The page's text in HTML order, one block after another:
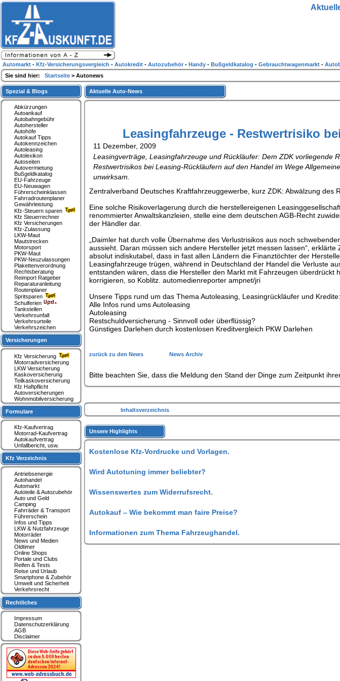
Aktuelle Auto-News
Leasingfahrzeuge - Restwertrisiko
11 Dezember, 2009
Leasingverträge, Leasingfahrzeuge und Rückläufer: Dem ZDK vorliegende
Restwertrisikos bei Leasing-Rückläufern auf den Handel im Wege
unwirksam.
Zentralverband Deutsches Kraftfahrzeuggewerbe, kurz ZDK: Abwälzung des
Eine solche Risikoverlagerung durch die herstellereigenen
renommierter Anwaltskanzleien, stelle eine dem deutschen AGB-Recht
der Händler dar.
„Daimler hat durch volle Übernahme des Verlustrisikos aus noch
aussieht. Daran müssen sich andere Hersteller jetzt messen lassen“,
absolut indiskutabel, dass in fast allen Ländern die Finanztöchter der
Leasingfahrzeuge trügen, während in Deutschland der Handel die Verluste
entstanden wären, dass die Hersteller den Markt mit Fahrzeugen überdrückt
korrigieren, so Koblitz. automedienreporter ampnet/jri
Unsere Tipps rund um das Thema Autoleasing, Leasingrückläufer und Kredite:
Alle Infos rund ums Autoleasing
Autoleasing
Restschuldversicherung - Sinnvoll oder überflüssig?
Günstiges Darlehen durch kostenlosen Kreditvergleich PKW Darlehen
zurück zu den News News Archiv
Bitte beachten Sie, dass die Meldung den Stand der Dinge zum Zeitpunkt
Inhaltsverzeichnis
Unsere Highlights
Kostenlose Kfz-Vordrucke und Vorlagen.
Wird Autotuning immer beliebter?
Wissenswertes zum Widerrufsrecht.
Autokauf – Wie bekommt man faire Preise?
Informationen zum Thema Fahrzeughandel.
Spezial & Blogs
Abkürzungen
Autoankauf
Autobahngebühr
Autohersteller
Autohöfe
Autokauf Tipps
Autokennzeichen
Autoleasing
Autolexikon
Autoseiten
Autovermietung
Bußgeldkatalog
EU-Fahrzeuge
EU-Neuwagen
Führerscheinklassen
Fahrradroutenplaner
Gewährleistung
Kfz-Steuern sparen
Kfz Steuerrechner
Kfz Versicherungen
Kfz-Zulassung
LKW-Maut
Mautstrecken
Motorsport
PKW-Maut
PKW-Neuzulassungen
Plakettenverordnung
Rechtsberatung
Reimport Ratgeber
Reparaturanleitung
Routenplaner
Spritsparen
Schulferien
Tankstellen
Verkehrsunfall
Verkehrsurteile
Verkehrszeichen
Versicherungen
Kfz Versicherung
Motorradversicherung
LKW Versicherung
Kaskoversicherung
Teilkaskoversicherung
Kfz Haftpflicht
Autoversicherungen
Wohnmobilversicherung
Formulare
Kfz-Kaufvertrag
Motorrad-Kaufvertrag
Autokaufvertrag
Unfallbericht, usw.
Kfz Verzeichnis
Antriebsenergie
Autohandel
Automarkt
Autoteile & Autozubehör
Auto und Geld
Camping
Fahrräder & Transport
Führerschein
Infos und Tipps
LKW & Nutzfahrzeuge
Motorräder
News und Medien
Oldtimer
Online Shops
Portale und Clubs
Reifen & Tests
Reise und Urlaub
Smartphone & Zubehör
Umwelt und Sicherheit
Verkehrsrecht
Rechtliches
Impressum
Datenschutzerklärung
AGB
Disclaimer
Automarkt - Kfz-Versicherungsvergleich - Autokredit - Autozubehör - Handy - Bußgeldkatalog - Gebrauchtwagenmarkt -
Sie sind hier: Startseite > Autonews